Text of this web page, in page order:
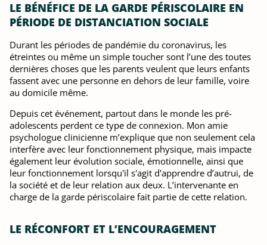
LE BÉNÉFICE DE LA GARDE PÉRISCOLAIRE EN
PÉRIODE DE DISTANCIATION SOCIALE
Durant les périodes de pandémie du coronavirus, les
étreintes ou même un simple toucher sont l’une des toutes
dernières choses que les parents veulent que leurs enfants
fassent avec une personne en dehors de leur famille, voire
au domicile même.
Depuis cet événement, partout dans le monde les pré-
adolescents perdent ce type de connexion. Mon amie
psychologue clinicienne m’explique que non seulement cela
interfère avec leur fonctionnement physique, mais impacte
également leur évolution sociale, émotionnelle, ainsi que
leur fonctionnement lorsqu'il s'agit d'apprendre d’autrui, de
la société et de leur relation aux deux. L’intervenante en
charge de la garde périscolaire fait partie de cette relation.
LE RÉCONFORT ET L’ENCOURAGEMENT